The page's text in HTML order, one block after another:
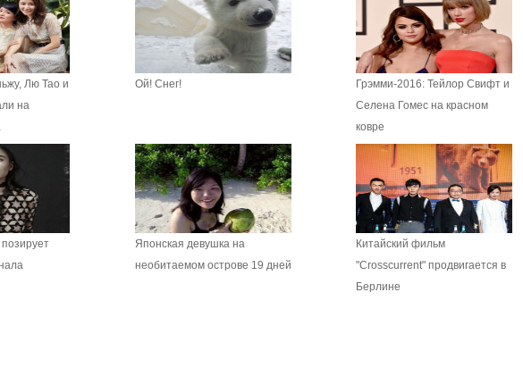
Лю Тао и
на
Ой! Снег!
Грэмми-2016: Тейлор Свифт и
Селена Гомес на красном
ковре
Японская девушка на
необитаемом острове 19 дней
Китайский фильм
"Crosscurrent" продвигается в
Берлине